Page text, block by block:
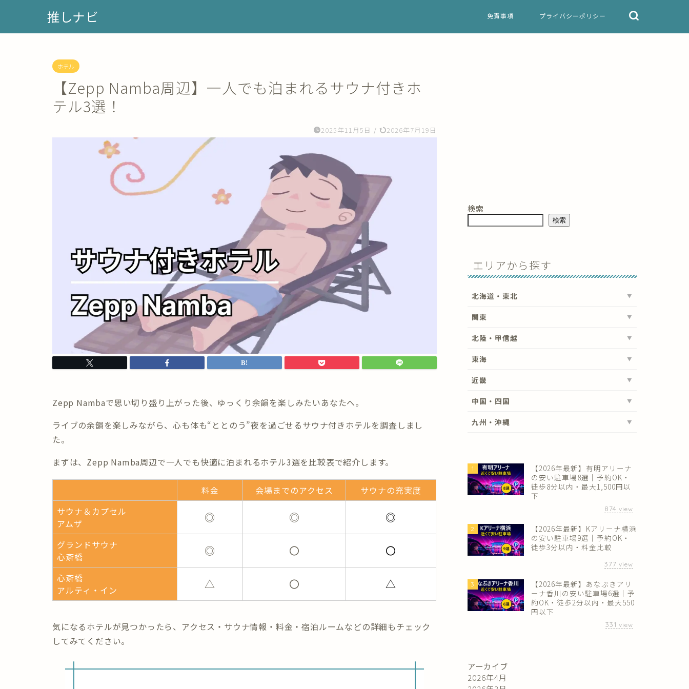
推しナビ 免責事項 プライバシーポリシー
ホテル
【Zepp Namba周辺】一人でも泊まれるサウナ付きホ
テル3選！
2025年11月5日 / 2026年7月19日
Zepp Nambaで思い切り盛り上がった後、 ゆっくり余韻を楽しみたいあなたへ。
ライブの余韻を楽しみながら、心も体も“ととのう”夜を過ごせるサウナ付きホテルを調査しまし
た。
まずは、Zepp Namba周辺で一人でも快適に泊まれるホテル3選を比較表で紹介します。
料金 会場までのアクセス
サウナの充実度
サウナ＆カプセル
アムザ
◎ ◎ ◎
グランドサウナ
心斎橋
◎ 〇 〇
心斎橋
アルティ・イン
△ 〇 △
気になるホテルが見つかったら、 アクセス・サウナ情報・料金・宿泊ルームなどの詳細もチェック
してみてください。
検索
検索
エリアから探す
北海道・東北
関東
北陸・甲信越
東海
近畿
中国・四国
九州・沖縄
1
【2026年最新】有明アリーナ
の安い駐車場8選｜予約OK・
徒歩8分以内・最大1,500円以
下
874 view
2
【2026年最新】Kアリーナ横浜
の安い駐車場9選｜予約OK・
徒歩3分以内・料金比較
377 view
3
【2026年最新】あなぶきアリ
ーナ香川の安い駐車場6選｜予
約OK・徒歩2分以内・最大550
円以下
331 view
アーカイブ
2026年4月